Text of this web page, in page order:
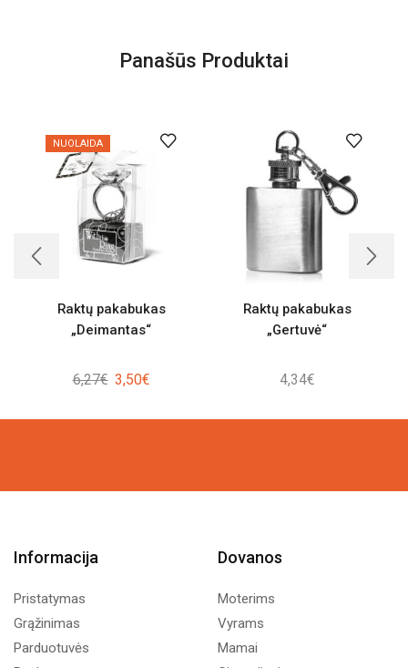
Panašūs Produktai
NUOLAIDA
Raktų pakabukas
„Deimantas“
6,27€ Original
was:
3,50€Current
is:
Raktų pakabukas
„Gertuvė“
4,34€
Informacija
Pristatymas
Grąžinimas
Parduotuvės
Dovanos
Moterims
Vyrams
Mamai